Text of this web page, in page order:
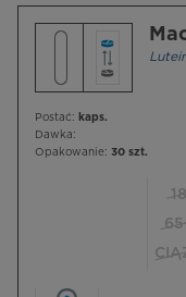
Postać: kaps.
Dawka:
Opakowanie: 30 szt.